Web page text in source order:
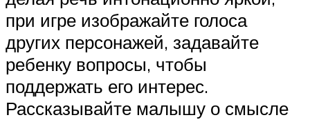
при игре изображайте голоса
других персонажей, задавайте
ребенку вопросы, чтобы
поддержать его интерес.
Рассказывайте малышу о смысле